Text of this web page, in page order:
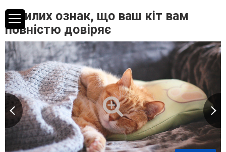
7 милих ознак, що ваш кіт вам
повністю довіряє